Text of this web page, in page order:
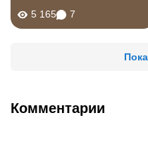
5 165
7
Комментарии